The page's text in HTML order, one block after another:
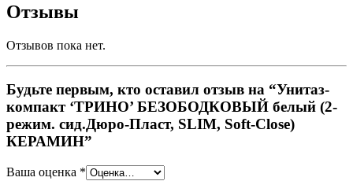
Отзывы
Отзывов пока нет.
Будьте первым, кто оставил отзыв на “Унитаз-
компакт ‘ТРИНО’ БЕЗОБОДКОВЫЙ белый (2-
режим. сид.Дюро-Пласт, SLIM, Soft-Close)
КЕРАМИН”
Ваша оценка *